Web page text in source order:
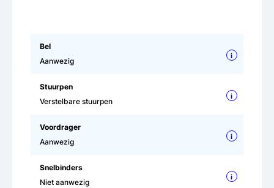
Bel
Aanwezig
i
Stuurpen
Verstelbare stuurpen
i
Voordrager
Aanwezig
i
Snelbinders
Niet aanwezig
i